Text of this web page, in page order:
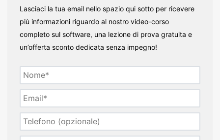
Lasciaci la tua email nello spazio qui sotto per ricevere
più informazioni riguardo al nostro video-corso
completo sul software, una lezione di prova gratuita e
un’offerta sconto dedicata senza impegno!